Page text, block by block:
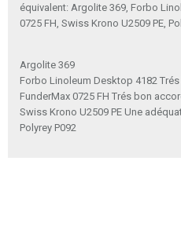
équivalent: Argolite 369, Forbo
0725 FH, Swiss Krono U2509 PE,
Argolite 369
Forbo Linoleum Desktop 4182
FunderMax 0725 FH Trés bon
Swiss Krono U2509 PE Une
Polyrey P092